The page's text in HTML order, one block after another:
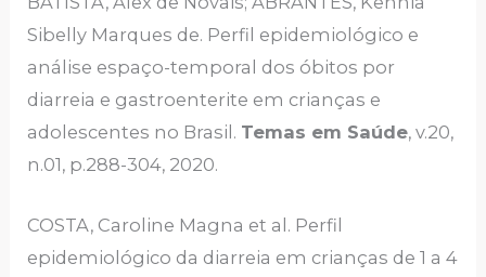
Sibelly Marques de. Perfil epidemiológico e
análise espaço-temporal dos óbitos por
diarreia e gastroenterite em crianças e
adolescentes no Brasil. Temas em Saúde, v.20,
n.01, p.288-304, 2020.
COSTA, Caroline Magna et al. Perfil
epidemiológico da diarreia em crianças de 1 a 4